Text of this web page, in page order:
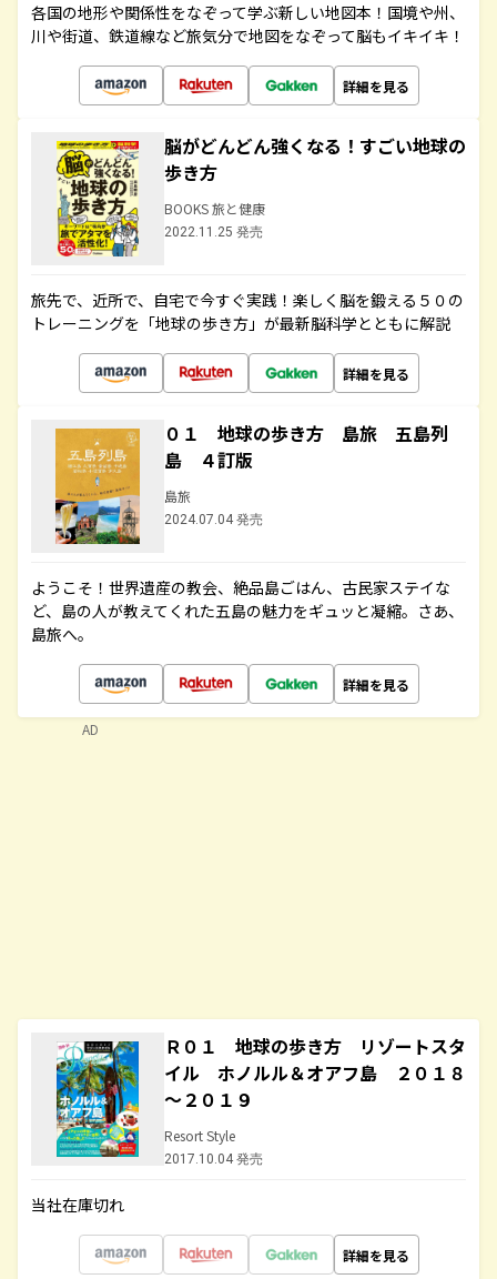
各国の地形や関係性をなぞって学ぶ新しい地図本！国境や州、
川や街道、鉄道線など旅気分で地図をなぞって脳もイキイキ！
詳細を見る
脳がどんどん強くなる！すごい地球の
歩き方
BOOKS 旅と健康
2022.11.25 発売
旅先で、近所で、自宅で今すぐ実践！楽しく脳を鍛える５０の
トレーニングを「地球の歩き方」が最新脳科学とともに解説
詳細を見る
０１ 地球の歩き方 島旅 五島列
島 ４訂版
島旅
2024.07.04 発売
ようこそ！世界遺産の教会、絶品島ごはん、古民家ステイな
ど、島の人が教えてくれた五島の魅力をギュッと凝縮。さあ、
島旅へ。
詳細を見る
Ｒ０１ 地球の歩き方 リゾートスタ
イル ホノルル＆オアフ島 ２０１８
～２０１９
Resort Style
2017.10.04 発売
当社在庫切れ
詳細を見る
AD